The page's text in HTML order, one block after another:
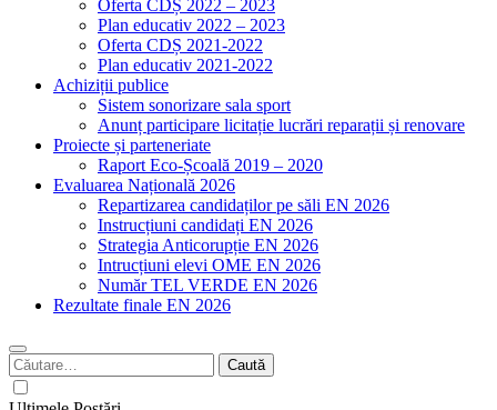
Oferta CDȘ 2022 – 2023
Plan educativ 2022 – 2023
Oferta CDȘ 2021-2022
Plan educativ 2021-2022
Achiziții publice
Sistem sonorizare sala sport
Anunț participare licitație lucrări reparații și renovare
Proiecte și parteneriate
Raport Eco-Școală 2019 – 2020
Evaluarea Națională 2026
Repartizarea candidaților pe săli EN 2026
Instrucțiuni candidați EN 2026
Strategia Anticorupție EN 2026
Intrucțiuni elevi OME EN 2026
Număr TEL VERDE EN 2026
Rezultate finale EN 2026
Caută
după: